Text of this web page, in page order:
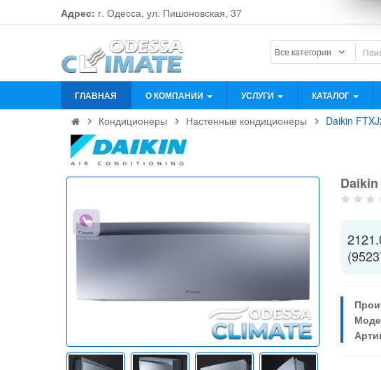
Адрес: г. Одесса, ул. Пишоновская, 37
ГЛАВНАЯ О КОМПАНИИ УСЛУГИ КАТАЛОГ
Кондиционеры
Настенные кондиционеры Daikin
Daikin